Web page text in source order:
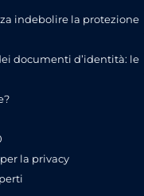
indebolire la protezione
documenti d’identità: le
la privacy